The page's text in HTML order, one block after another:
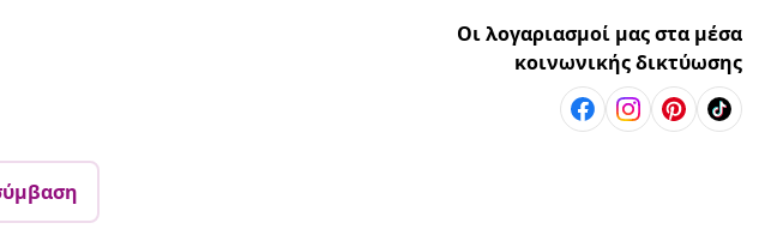
Οι λογαριασμοί μας στα μέσα
κοινωνικής δικτύωσης